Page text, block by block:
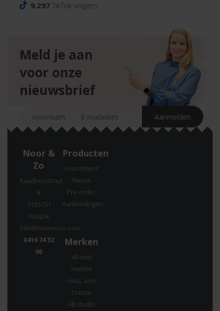
9.297 TikTok volgers
Meld je aan
voor onze
nieuwsbrief
Noor &
Zo
Raadhuisstraat
8
5165 CH
Waspik
info@noorenzo.com
0416 74 32
00
Producten
Assortiment
Nieuw
Pre-order
Aanbiedingen
Merken
49 and
market
AALL and
Create
AB studio